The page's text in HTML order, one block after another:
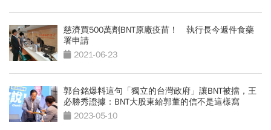
慈濟買500萬劑BNT原廠疫苗！ 執行長今遞件食藥
署申請
2021-06-23
郭台銘爆料這句「獨立的台灣政府」讓BNT被擋，王
必勝秀證據：BNT大股東給郭董的信不是這樣寫
2023-05-10